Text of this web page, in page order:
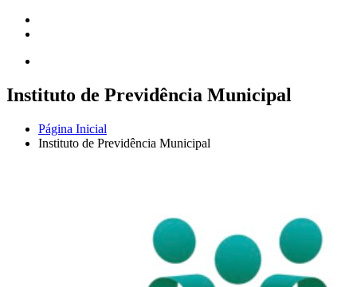
Instituto de Previdência Municipal
Página Inicial
Instituto de Previdência Municipal